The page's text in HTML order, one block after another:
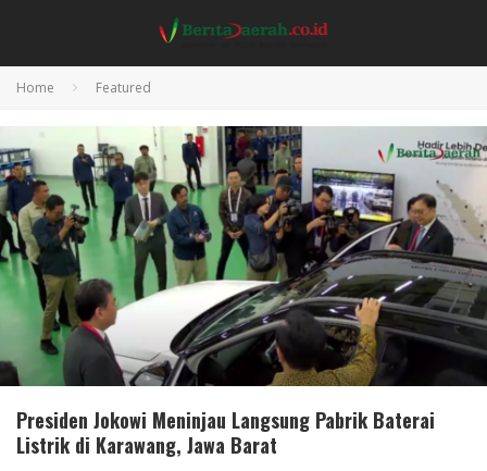
Home Featured
Presiden Jokowi Meninjau Langsung Pabrik Baterai
Listrik di Karawang, Jawa Barat